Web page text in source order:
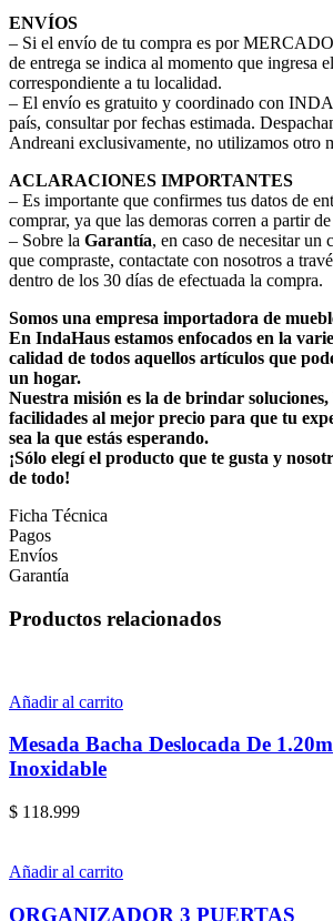
ENVÍOS
– Si el envío de tu compra es por
de entrega se indica al momento que ingresa
correspondiente a tu localidad.
– El envío es gratuito y coordinado con
país, consultar por fechas estimada.
Andreani exclusivamente, no utilizamos otro
ACLARACIONES IMPORTANTES
– Es importante que confirmes tus datos de
comprar, ya que las demoras corren a partir
– Sobre la Garantía, en caso de necesitar un
que compraste, contactate con nosotros a
dentro de los 30 días de efectuada la compra.
Somos una empresa importadora de
En IndaHaus estamos enfocados en la
calidad de todos aquellos artículos que
un hogar.
Nuestra misión es la de brindar
facilidades al mejor precio para que tu
sea la que estás esperando.
¡Sólo elegí el producto que te gusta y
de todo!
Ficha Técnica
Pagos
Envíos
Garantía
Productos relacionados
Añadir al carrito
Mesada Bacha Deslocada De
Inoxidable
$ 118.999
Añadir al carrito
ORGANIZADOR 3 PUERTAS